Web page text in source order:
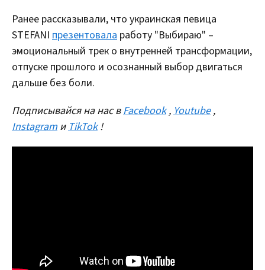
Ранее рассказывали, что украинская певица
STEFANI презентовала работу "Выбираю" –
эмоциональный трек о внутренней трансформации,
отпуске прошлого и осознанный выбор двигаться
дальше без боли.
Подписывайся на нас вFacebook ,Youtube ,
Instagram иTikTok !